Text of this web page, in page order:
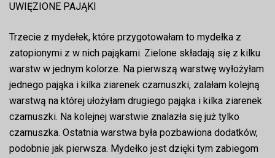
UWIĘZIONE PAJĄKI
Trzecie z mydełek, które przygotowałam to mydełka z
zatopionymi z w nich pająkami. Zielone składają się z kilku
warstw w jednym kolorze. Na pierwszą warstwę wyłożyłam
jednego pająka i kilka ziarenek czarnuszki, zalałam kolejną
warstwą na której ułożyłam drugiego pająka i kilka ziarenek
czarnuszki. Na kolejnej warstwie znalazła się już tylko
czarnuszka. Ostatnia warstwa była pozbawiona dodatków,
podobnie jak pierwsza. Mydełko jest dzięki tym zabiegom